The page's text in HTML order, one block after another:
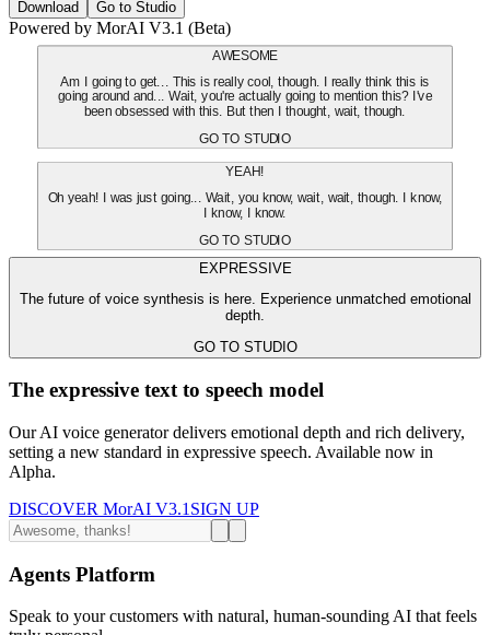
Download Go to Studio
Powered by MorAI V3.1 (Beta)
AWESOME
Am I going to get... This is really cool, though. I really think this is
going around and... Wait, you're actually going to mention this? I've
been obsessed with this. But then I thought, wait, though.
GO TO STUDIO
YEAH!
Oh yeah! I was just going... Wait, you know, wait, wait, though. I know,
I know, I know.
GO TO STUDIO
EXPRESSIVE
The future of voice synthesis is here. Experience unmatched emotional
depth.
GO TO STUDIO
The expressive text to speech model
Our AI voice generator delivers emotional depth and rich delivery,
setting a new standard in expressive speech. Available now in
Alpha.
DISCOVER MorAI V3.1 SIGN UP
Agents Platform
Speak to your customers with natural, human-sounding AI that feels